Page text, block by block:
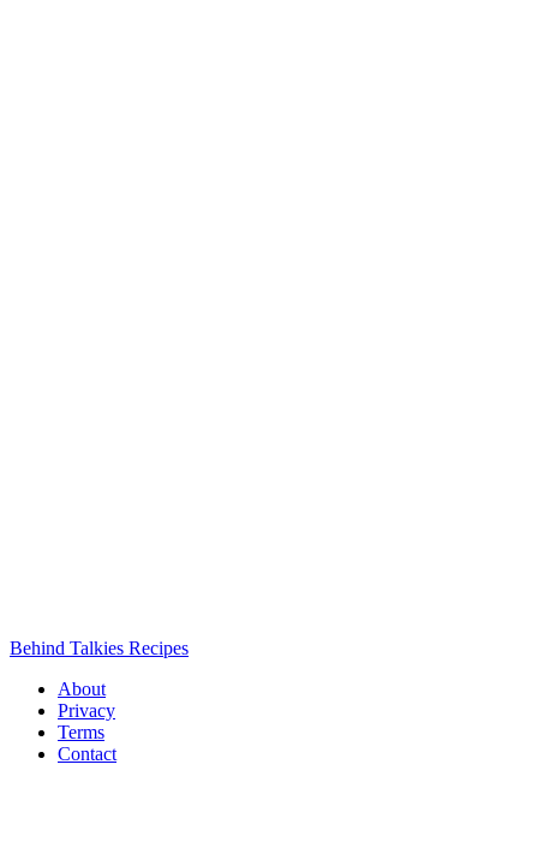
Behind Talkies Recipes
About
Privacy
Terms
Contact